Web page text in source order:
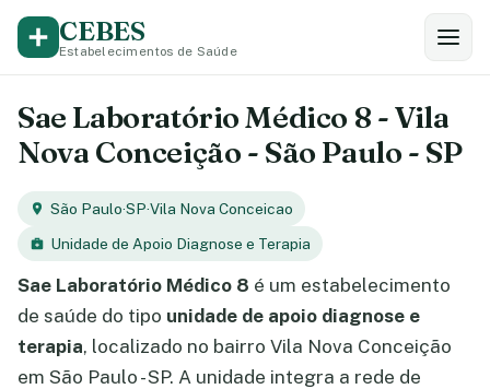
CEBES
Estabelecimentos de Saúde
Sae Laboratório Médico 8 - Vila
Nova Conceição - São Paulo - SP
São Paulo·SP·Vila Nova Conceicao
Unidade de Apoio Diagnose e Terapia
Sae Laboratório Médico 8 é um estabelecimento
de saúde do tipo unidade de apoio diagnose e
terapia, localizado no bairro Vila Nova Conceição
em São Paulo - SP. A unidade integra a rede de